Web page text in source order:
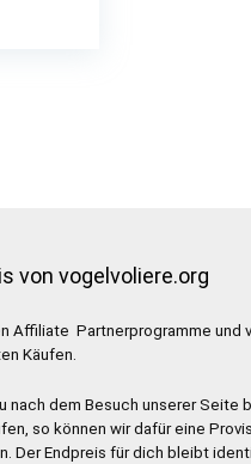
von vogelvoliere.org
Affiliate Partnerprogramme und
Käufen.
nach dem Besuch unserer Seite
so können wir dafür eine
Der Endpreis für dich bleibt